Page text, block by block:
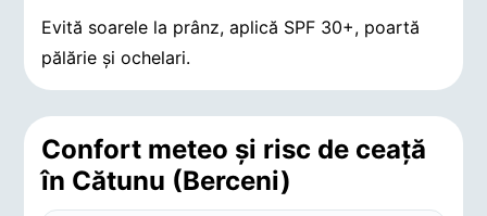
Evită soarele la prânz, aplică SPF 30+, poartă
pălărie și ochelari.
Confort meteo și risc de ceață
în Cătunu (Berceni)